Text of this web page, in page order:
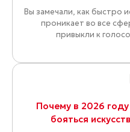
Вы замечали, как быстро
проникает во все
привыкли к
Почему в 2026
бояться